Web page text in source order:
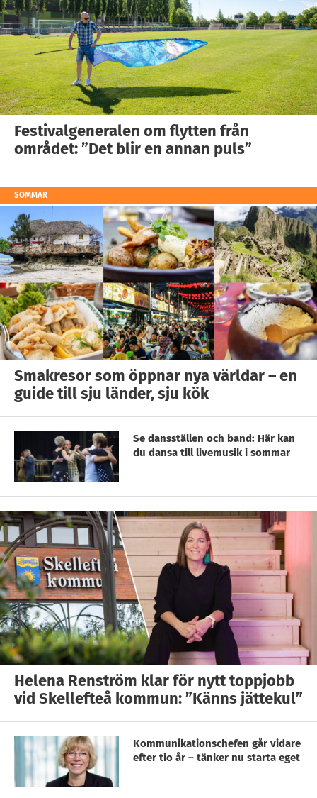
Festivalgeneralen om flytten från
området: ”Det blir en annan puls”
SOMMAR
Smakresor som öppnar nya världar – en
guide till sju länder, sju kök
Se dansställen och band: Här kan
du dansa till livemusik i sommar
Helena Renström klar för nytt toppjobb
vid Skellefteå kommun: ”Känns jättekul”
Kommunikationschefen går vidare
efter tio år – tänker nu starta eget